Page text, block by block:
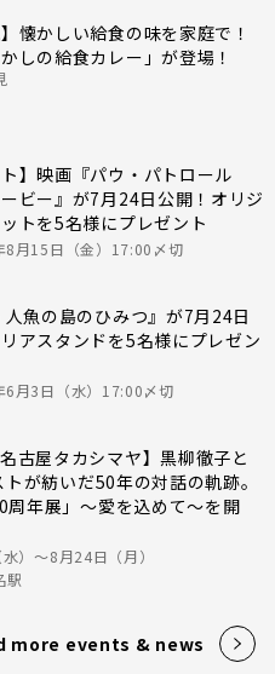
懐かしい給食の味を家庭で！
しの給食カレー」が登場！
ト】映画『パウ・パトロール
ビー』が7月24日公開！オリジ
トを5名様にプレゼント
8月15日（金）17:00〆切
人魚の島のひみつ』が7月24日
リアスタンドを5名様にプレゼン
6月3日（水）17:00〆切
名古屋タカシマヤ】黒柳徹子と
が紡いだ50年の対話の軌跡。
周年展」～愛を込めて～を開
）〜8月24日（月）
駅
more events & news